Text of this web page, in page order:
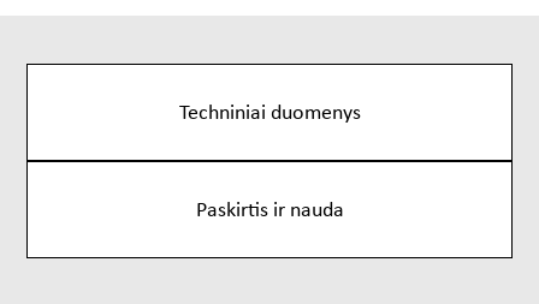
Techniniai duomenys
Paskirtis ir nauda